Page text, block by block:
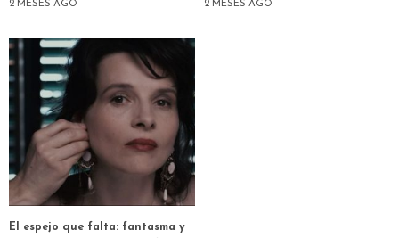
2 MESES AGO 2 MESES AGO
El espejo que falta: fantasma y